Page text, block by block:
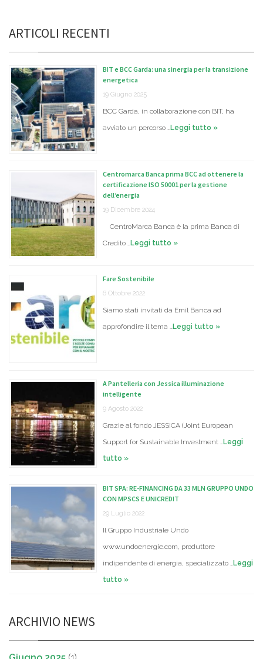
ARTICOLI RECENTI
BIT e BCC Garda: una sinergia per la transizione
energetica
19 Giugno 2025
BCC Garda, in collaborazione con BIT, ha
avviato un percorso …Leggi tutto »
Centromarca Banca prima BCC ad ottenere la
certificazione ISO 50001 per la gestione
dell’energia
19 Dicembre 2024
CentroMarca Banca è la prima Banca di
Credito …Leggi tutto »
Fare Sostenibile
6 Ottobre 2022
Siamo stati invitati da Emil Banca ad
approfondire il tema …Leggi tutto »
A Pantelleria con Jessica illuminazione
intelligente
9 Agosto 2022
Grazie al fondo JESSICA (Joint European
Support for Sustainable Investment …Leggi
tutto »
BIT SPA: RE-FINANCING DA 33 MLN GRUPPO UNDO
CON MPSCS E UNICREDIT
29 Luglio 2022
Il Gruppo Industriale Undo
www.undoenergie.com, produttore
indipendente di energia, specializzato …Leggi
tutto »
ARCHIVIO NEWS